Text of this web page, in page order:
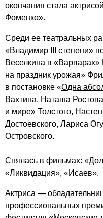
окончания стала
Фоменко».
Среди ее театральных
«Владимир III степени»
Веселкина в «Варварах»
на праздник урожая»
в постановке «Одна
Вахтина, Наташа
и мире» Толстого,
Достоевского, Лариса
Островского.
Снялась в фильмах:
«Ликвидация», «Исаев».
Актриса —
профессиональных